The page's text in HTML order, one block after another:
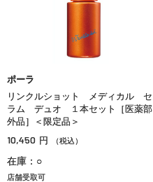
ポーラ
リンクルショット メディカル セ
ラム デュオ １本セット［医薬部
外品］＜限定品＞
10,450 円 （税込）
在庫：○
店舗受取可